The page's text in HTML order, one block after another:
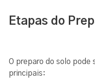
Etapas do
O preparo do solo pode
principais: